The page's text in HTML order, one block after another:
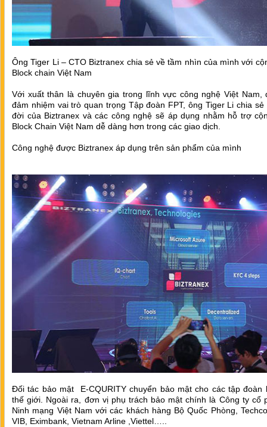
Ông Tiger Li – CTO Biztranex chia sẻ về tầm nhìn của mình với
Block chain Việt Nam
Với xuất thân là chuyên gia trong lĩnh vực công nghệ Việt Nam,
đảm nhiệm vai trò quan trọng Tập đoàn FPT, ông Tiger Li chia sẻ
đời của Biztranex và các công nghệ sẽ áp dụng nhằm hỗ trợ
Block Chain Việt Nam dễ dàng hơn trong các giao dịch.
Công nghệ được Biztranex áp dụng trên sản phẩm của mình
Đối tác bảo mật E-CQURITY chuyển bảo mật cho các tập đoàn
thế giới. Ngoài ra, đơn vị phụ trách bảo mật chính là Công ty cổ
Ninh mạng Việt Nam với các khách hàng Bộ Quốc Phòng,
VIB, Eximbank, Vietnam Arline ,Viettel…..